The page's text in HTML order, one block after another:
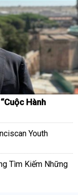
Hành
Youth
Tìm Kiếm Những